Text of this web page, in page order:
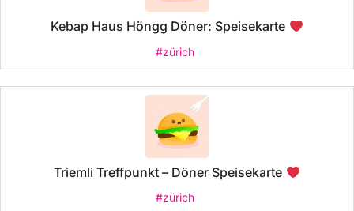
Kebap Haus Höngg Döner: Speisekarte
#zürich
Triemli Treffpunkt – Döner Speisekarte
#zürich